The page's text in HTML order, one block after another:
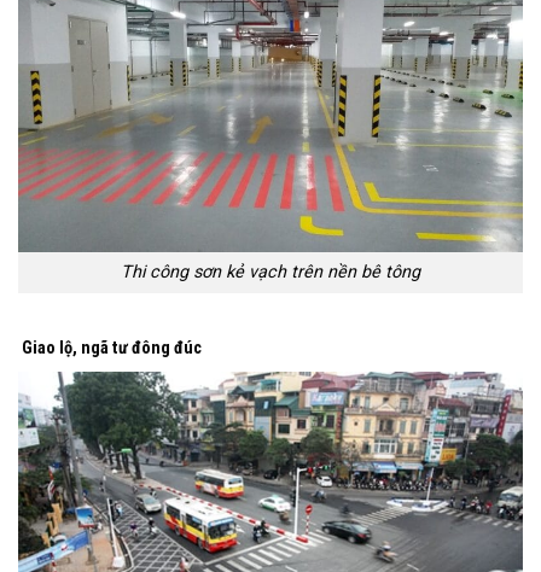
Thi công sơn kẻ vạch trên nền bê tông
Giao lộ, ngã tư đông đúc